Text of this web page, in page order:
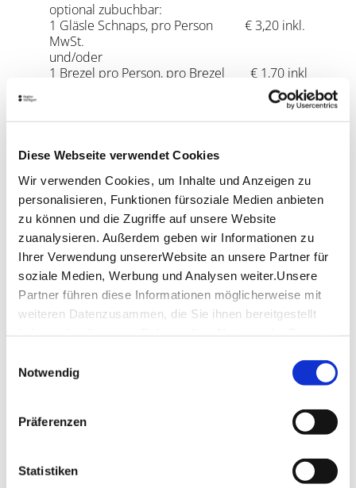
Diese Webseite verwendet Cookies
Wir verwenden Cookies, um Inhalte und Anzeigen zu
personalisieren, Funktionen fürsoziale Medien anbieten
zu können und die Zugriffe auf unsere Website
zuanalysieren. Außerdem geben wir Informationen zu
Ihrer Verwendung unsererWebsite an unsere Partner für
soziale Medien, Werbung und Analysen weiter.Unsere
Partner führen diese Informationen möglicherweise mit
weiteren Datenzusammen, die Sie ihnen bereitgestellt
Impressum
Notwendig
Präferenzen
Statistiken
optional zubuchbar:
1 Gläsle Schnaps, pro Person € 3,20 inkl.
MwSt.
und/oder
1 Brezel pro Person, pro Brezel € 1,70 inkl
(Da wir die Brezeln exklusiv für Sie besorgen,
besteht Abnahmepflicht der bestellen Menge)
ca. 1,5 - 2 Stunden
Treffpunkt:
Biergarten Amadeus, Innenhof Altes Waisenhaus,
am Charlottenplatz
Ende:
Innenhof Altes Schloss
Höchstteilnehmerzahl:
25 Personen pro Stadtführer
Ab 26 Personen wird ein 2. Stadtführer
eingesetzt.
nur Deutsch (Schwäbisch)
Verfügbarkeit.